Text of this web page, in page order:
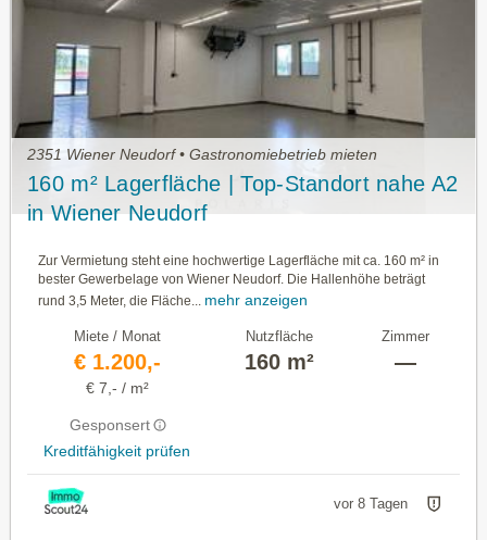
2351 Wiener Neudorf • Gastronomiebetrieb mieten
160 m² Lagerfläche | Top-Standort nahe A2
in Wiener Neudorf
Zur Vermietung steht eine hochwertige Lagerfläche mit ca. 160 m² in
bester Gewerbelage von Wiener Neudorf. Die Hallenhöhe beträgt
rund 3,5 Meter, die Fläche... mehr anzeigen
Miete / Monat
€ 1.200,-
€ 7,- / m²
Gesponsert
Kreditfähigkeit prüfen
Nutzfläche
160 m²
Zimmer
—
vor 8 Tagen